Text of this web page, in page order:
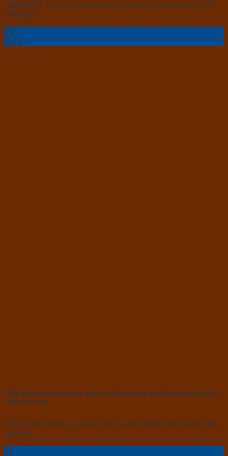
Màng POF là gì? Ứng dụng và công dụng của màng co POF
hiện nay...
29
Th10
Địa chỉ bán màng co giá rẻ chất lượng khách hàng không
nên bỏ qua
Địa chỉ bán màng co giá rẻ chất lượng khách hàng không nên
bỏ qua...
12